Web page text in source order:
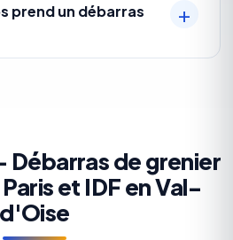
prend un débarras
Débarras de grenier
et IDF en Val-
d'Oise